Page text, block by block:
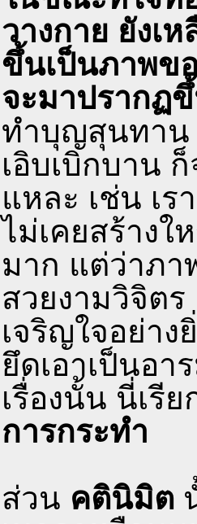
วางกาย ยังเ
ขึ้นเป็นภาพข
จะมาปราก
ทำบุญสุนทาน
เอิบเบิกบาน
แหละ เช่น เร
ไม่เคยสร้างใ
มาก แต่ว่าภ
สวยงามวิจิตร
เจริญใจอย่า
ยึดเอาเป็นอ
เรื่องนั้น นี่เรี
การกระทำ
ส่วน คตินิมิต